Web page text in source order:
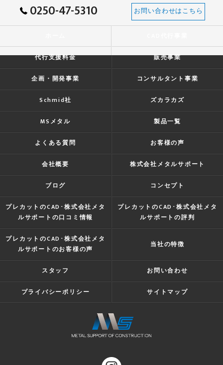
0250-47-5310 お問い合わせはこちら
代行支援料金 販売事業
企画・開発事業 コンサルタント事業
Schmid社 ズカラカズ
MSメタル 製品一覧
よくある質問 お客様の声
会社概要 株式会社メタルサポート
ブログ コンセプト
プレカットのCAD･株式会社メタ
ルサポートの口コミ情報
プレカットのCAD･株式会社メタ
ルサポートの評判
プレカットのCAD･株式会社メタ
ルサポートのお客様の声
当社の特徴
スタッフ お問い合わせ
プライバシーポリシー サイトマップ